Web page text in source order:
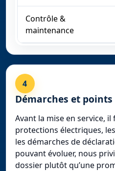
Contrôle &
maintenance
4
Démarches et
Avant la mise en service,
protections électriques,
les démarches de
pouvant évoluer, nous
dossier plutôt qu’une